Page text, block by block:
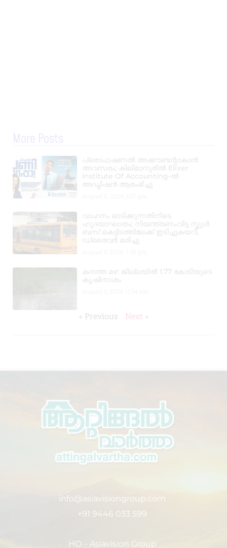
More Posts
പ്രൊഫഷണൽ അക്കൗണ്ടന്റാകാൻ
അവസരം; കിലിമാനൂരിൽ Elixer
Institute Of Accounting-ൽ
അഡ്മിഷൻ ആരംഭിച്ചു
വാഹനം ഓടിക്കുന്നതിനിടെ
ഹൃദയാഘാതം; നിയന്ത്രണംവിട്ട സ്കൂൾ
ബസ് കെട്ടിടത്തിലേക്ക് ഇടിച്ചുകയറി,
ഡ്രൈവർ മരിച്ചു
കനത്ത മഴ: ജില്ലയിൽ 1.77 കോടിയുടെ
കൃഷിനാശം
« Previous Next »
info@asiavisiongroup.com
+91 9446 033 599
HO – Asiavision Group